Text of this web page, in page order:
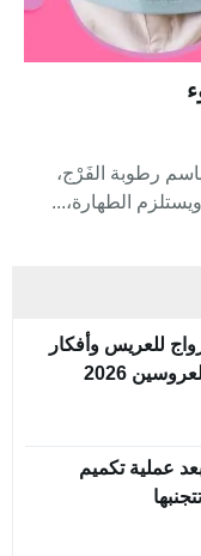
رطوبة الفَرْج،
الطهارة،...
للعريس وأفكار
2026
عملية تكميم